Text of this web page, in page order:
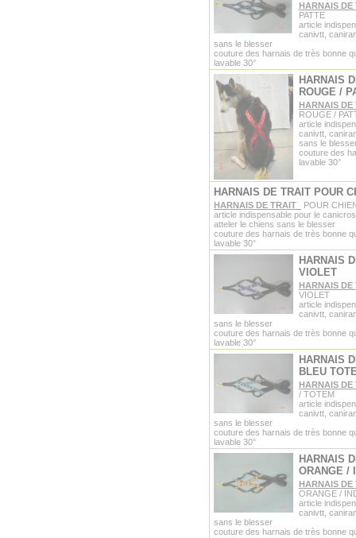
HARNAIS
PATTE
article
canivtt,
sans le blesser
couture des harnais de très bonne
lavable 30°
HARNAIS
ROUGE /
HARNAIS
ROUGE /
article
canivtt,
sans le
couture des
lavable 30°
HARNAIS DE TRAIT POUR
HARNAIS DE TRAIT
POUR
article indispensable pour le
atteler le chiens sans le blesser
couture des harnais de très bonne
lavable 30°
HARNAIS
VIOLET
HARNAIS
VIOLET
article
canivtt,
sans le blesser
couture des harnais de très bonne
lavable 30°
HARNAIS
BLEU
HARNAIS
/ TOTEM
article
canivtt,
sans le blesser
couture des harnais de très bonne
lavable 30°
HARNAIS
ORANGE /
HARNAIS
ORANGE /
article
canivtt,
sans le blesser
couture des harnais de très bonne